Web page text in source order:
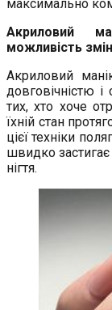
максимально
Акриловий
можливість
Акриловий
довговічністю і
тих, хто хоче
їхній стан
цієї техніки
швидко
нігтя.